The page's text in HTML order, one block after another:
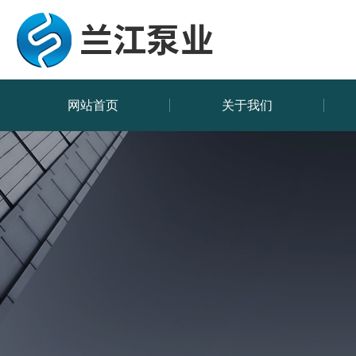
网站首页 关于我们